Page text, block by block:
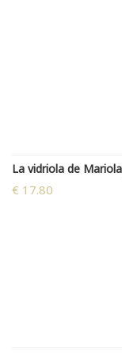
La vidriola de
€ 17.80